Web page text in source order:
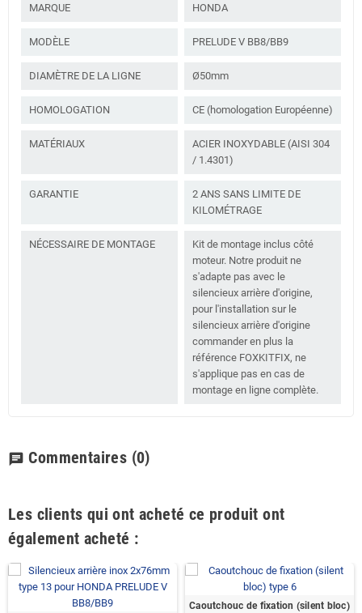
MARQUE HONDA
MODÈLE PRELUDE V BB8/BB9
DIAMÈTRE DE LA LIGNE Ø50mm
HOMOLOGATION CE (homologation Européenne)
MATÉRIAUX
ACIER INOXYDABLE (AISI 304
/ 1.4301)
GARANTIE
2 ANS SANS LIMITE DE
KILOMÉTRAGE
NÉCESSAIRE DE MONTAGE
Kit de montage inclus côté
moteur. Notre produit ne
s'adapte pas avec le
silencieux arrière d'origine,
pour l'installation sur le
silencieux arrière d'origine
commander en plus la
référence FOXKITFIX, ne
s'applique pas en cas de
montage en ligne complète.
chat Commentaires (0)
Les clients qui ont acheté ce produit ont
également acheté :
Caoutchouc de fixation (silent bloc)